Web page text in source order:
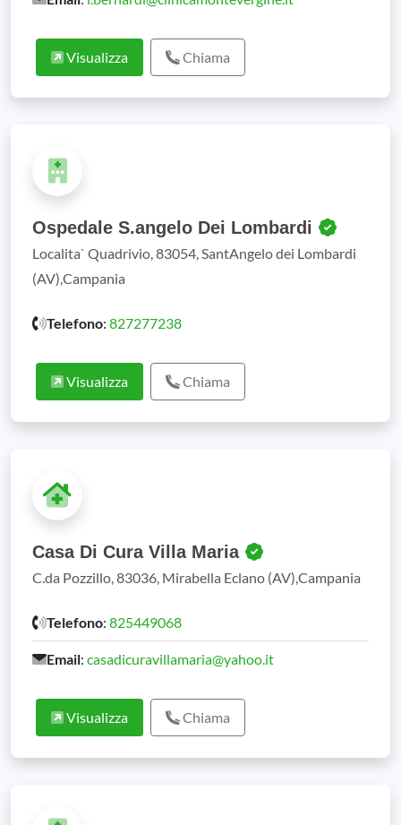
Visualizza Chiama
Ospedale S.angelo Dei Lombardi
Localita` Quadrivio, 83054, SantAngelo dei Lombardi
(AV),Campania
Telefono: 827277238
Visualizza Chiama
Casa Di Cura Villa Maria
C.da Pozzillo, 83036, Mirabella Eclano (AV),Campania
Telefono: 825449068
Email: casadicuravillamaria@yahoo.it
Visualizza Chiama